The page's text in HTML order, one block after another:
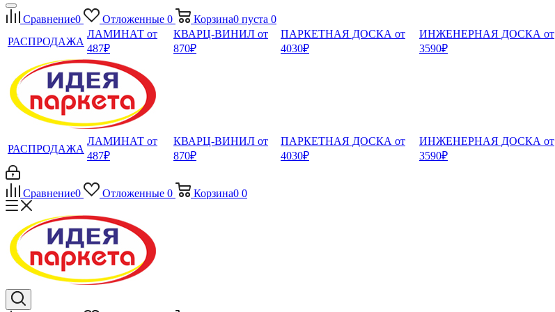
Сравнение0 Отложенные 0 Корзина0 пуста 0
РАСПРОДАЖА
ЛАМИНАТ от
487₽
КВАРЦ-ВИНИЛ от
870₽
ПАРКЕТНАЯ ДОСКА от
4030₽
ИНЖЕНЕРНАЯ ДОСКА от
3590₽
РАСПРОДАЖА
ЛАМИНАТ от
487₽
КВАРЦ-ВИНИЛ от
870₽
ПАРКЕТНАЯ ДОСКА от
4030₽
ИНЖЕНЕРНАЯ ДОСКА от
3590₽
Сравнение0 Отложенные 0 Корзина0 0